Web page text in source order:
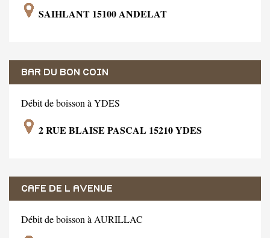
SAIHLANT 15100 ANDELAT
BAR DU BON COIN
Débit de boisson à YDES
2 RUE BLAISE PASCAL 15210 YDES
CAFE DE L AVENUE
Débit de boisson à AURILLAC